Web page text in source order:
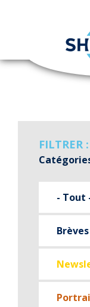
Aller
FILTRER :
- Tout
Brèves